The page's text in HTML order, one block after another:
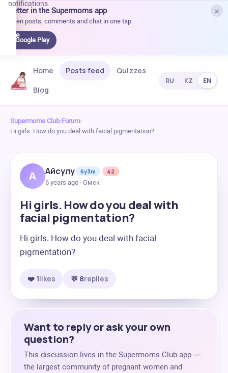
×
Better in the Supermoms app
Open posts, comments and chat in one tap.
Google Play
notifications.
Home Posts feed
Quizzes
Blog
RU KZ EN
Supermoms Club›Forum›
Hi girls. How do you deal with facial pigmentation?
А Айсулу 6y3m
42
6 years ago · Омск
Hi girls. How do you deal with
facial pigmentation?
Hi girls. How do you deal with facial
pigmentation?
❤️ 1likes 💬 8replies
Want to reply or ask your own
question?
This discussion lives in the Supermoms Club app —
the largest community of pregnant women and